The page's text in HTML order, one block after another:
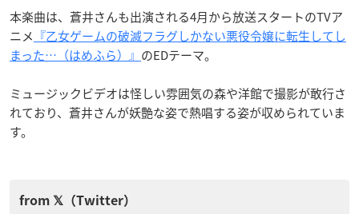
本楽曲は、蒼井さんも出演される4月から放送スタートのTVア
ニメ 『乙女ゲームの破滅フラグしかない悪役令嬢に転生してし
まった…（はめふら）』 のEDテーマ。
ミュージックビデオは怪しい雰囲気の森や洋館で撮影が敢行さ
れており、蒼井さんが妖艶な姿で熱唱する姿が収められていま
す。